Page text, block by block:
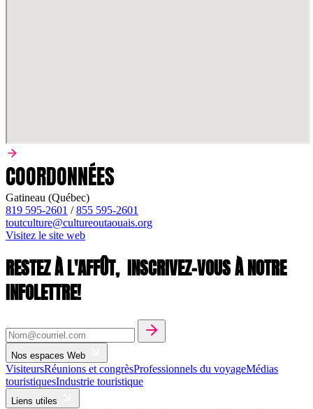
COORDONNÉES
Gatineau (Québec)
819 595-2601 /855 595-2601
toutculture@cultureoutaouais.org
Visitez le site web
RESTEZ À L'AFFÛT, INSCRIVEZ-VOUS À NOTRE
INFOLETTRE!
Nos espaces Web
VisiteursRéunions et congrèsProfessionnels du voyageMédias
touristiquesIndustrie touristique
Liens utiles